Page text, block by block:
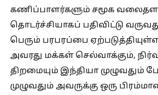
கணிப்பாளர்களும் சமூக
தொடர்ச்சியாகப் பதிவிட்டு
பெரும் பரபரப்பை
அவரது மக்கள் செல்வாக்கும்,
திறமையும் இந்தியா முழுவதும்
முழுவதும் அவருக்கு ஒரு